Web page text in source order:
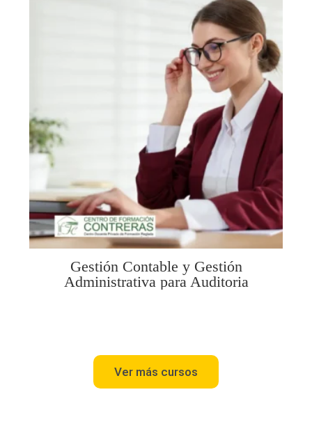
Gestión Contable y Gestión
Administrativa para Auditoria
Ver más cursos